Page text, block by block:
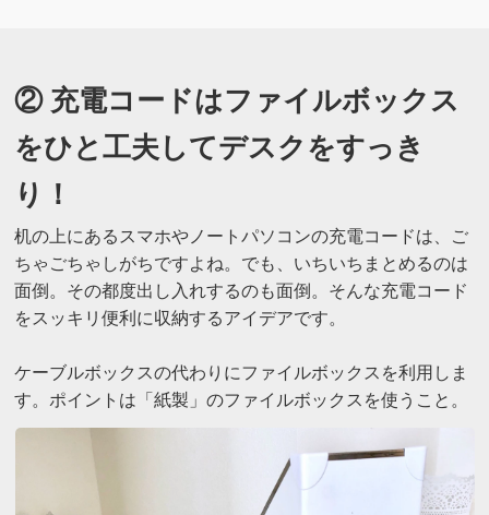
② 充電コードはファイルボックス
をひと工夫してデスクをすっき
り！
机の上にあるスマホやノートパソコンの充電コードは、ご
ちゃごちゃしがちですよね。でも、いちいちまとめるのは
面倒。その都度出し入れするのも面倒。そんな充電コード
をスッキリ便利に収納するアイデアです。
ケーブルボックスの代わりにファイルボックスを利用しま
す。ポイントは「紙製」のファイルボックスを使うこと。